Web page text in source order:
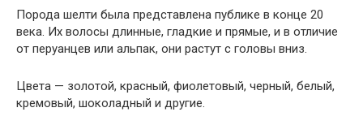
Порода шелти была представлена ​​публике в конце 20
века. Их волосы длинные, гладкие и прямые, и в отличие
от перуанцев или альпак, они растут с головы вниз.
Цвета — золотой, красный, фиолетовый, черный, белый,
кремовый, шоколадный и другие.